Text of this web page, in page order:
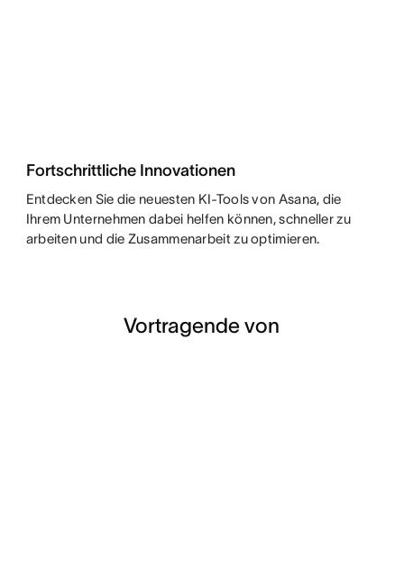
Fortschrittliche Innovationen
Entdecken Sie die neuesten KI-Tools von Asana, die
Ihrem Unternehmen dabei helfen können, schneller zu
arbeiten und die Zusammenarbeit zu optimieren.
Vortragende von